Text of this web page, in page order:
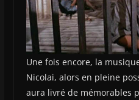
Une fois encore, la
Nicolai, alors en pleine
aura livré de mémorables